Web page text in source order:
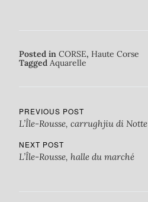
Posted in CORSE, Haute Corse
Tagged Aquarelle
PREVIOUS POST
L’Île-Rousse, carrughjiu di Notte
NEXT POST
L’Île-Rousse, halle du marché